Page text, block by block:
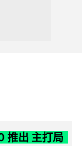
推出 主打局